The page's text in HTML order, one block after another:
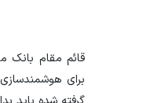
قائم مقام بانک
برای